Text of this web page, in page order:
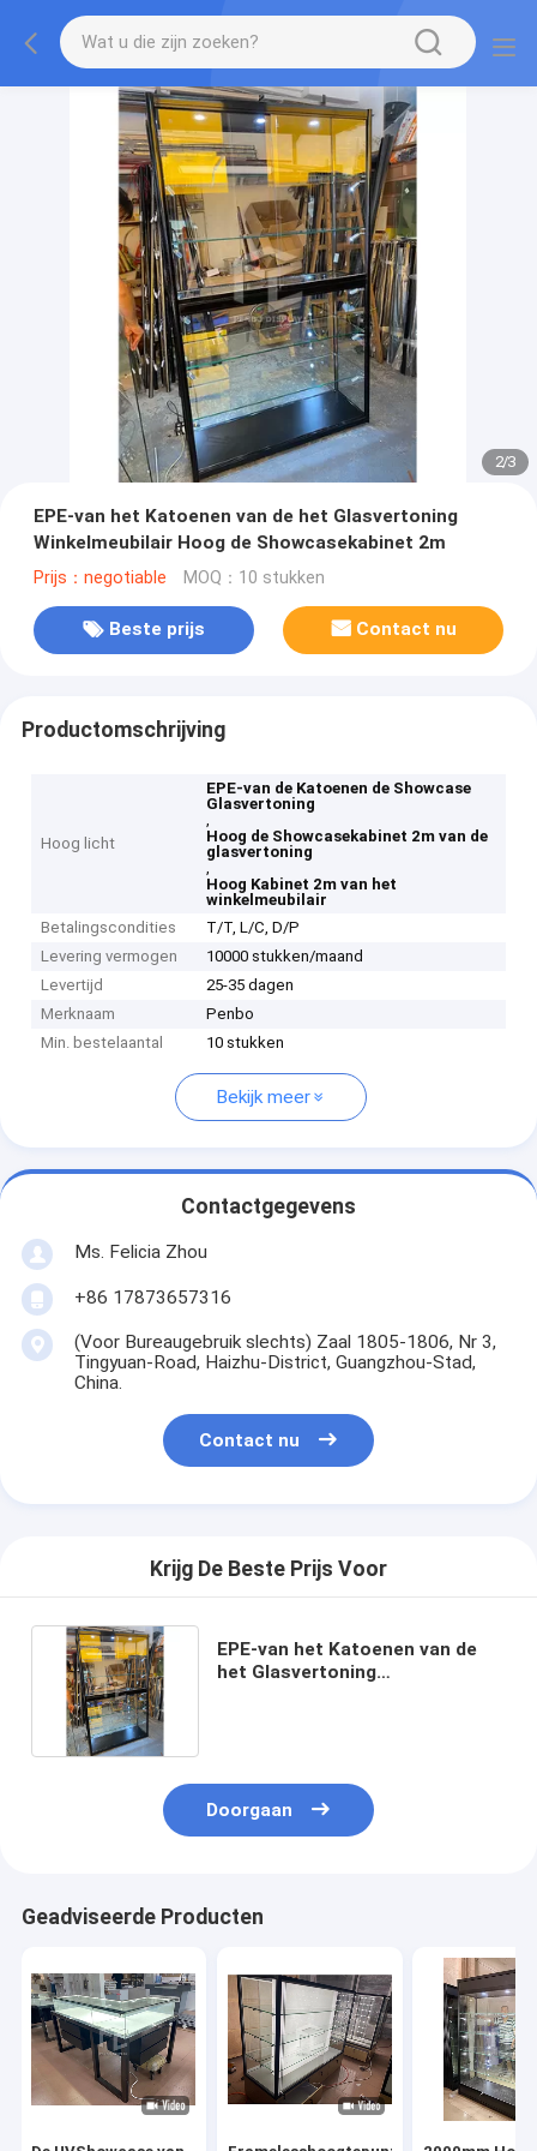
2/3
EPE-van het Katoenen van de het Glasvertoning
Winkelmeubilair Hoog de Showcasekabinet 2m
Prijs：negotiable MOQ：10 stukken
Beste prijs Contact nu
Productomschrijving
Hoog licht
EPE-van de Katoenen de Showcase
Glasvertoning
,
Hoog de Showcasekabinet 2m van de
glasvertoning
,
Hoog Kabinet 2m van het
winkelmeubilair
Betalingscondities
T/T, L/C, D/P
Levering vermogen
10000 stukken/maand
Levertijd
25-35 dagen
Merknaam
Penbo
Min. bestelaantal
10 stukken
Bekijk meer
Contactgegevens
Ms. Felicia Zhou
+86 17873657316
(Voor Bureaugebruik slechts) Zaal 1805-1806, Nr 3,
Tingyuan-Road, Haizhu-District, Guangzhou-Stad,
China.
Contact nu
Krijg De Beste Prijs Voor
EPE-van het Katoenen van de
het Glasvertoning
Doorgaan
Geadviseerde Producten